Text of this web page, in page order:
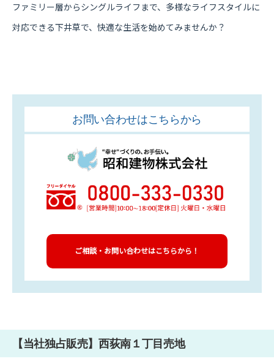
ファミリー層からシングルライフまで、多様なライフスタイルに
対応できる下井草で、快適な生活を始めてみませんか？
お問い合わせはこちらから
ご相談・お問い合わせはこちらから！
【当社独占販売】西荻南１丁目売地